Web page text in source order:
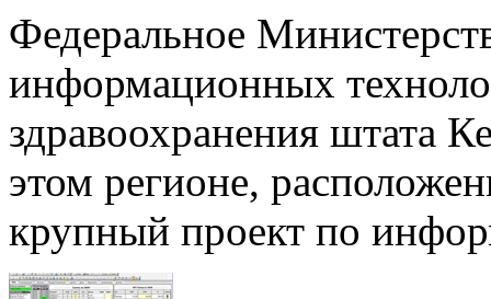
Федеральное
информационных
здравоохранения штата
этом регионе,
крупный проект по